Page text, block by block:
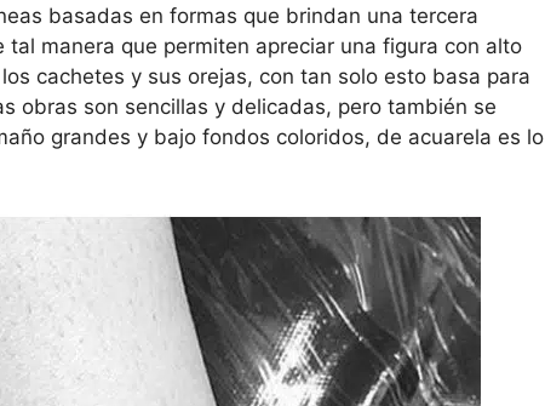
basadas en formas que brindan una tercera
manera que permiten apreciar una figura con alto
cachetes y sus orejas, con tan solo esto basa para
obras son sencillas y delicadas, pero también se
grandes y bajo fondos coloridos, de acuarela es lo